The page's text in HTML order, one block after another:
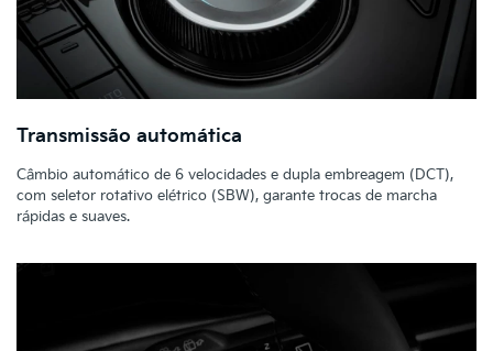
Transmissão automática
Câmbio automático de 6 velocidades e dupla embreagem (DCT),
com seletor rotativo elétrico (SBW), garante trocas de marcha
rápidas e suaves.